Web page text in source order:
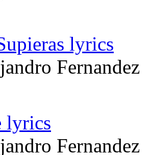
lyrics
Fernandez
lyrics
Fernandez